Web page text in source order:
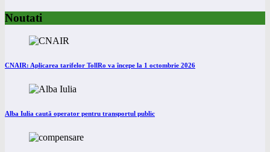
Noutati
CNAIR: Aplicarea tarifelor TollRo va începe la 1 octombrie 2026
Alba Iulia caută operator pentru transportul public